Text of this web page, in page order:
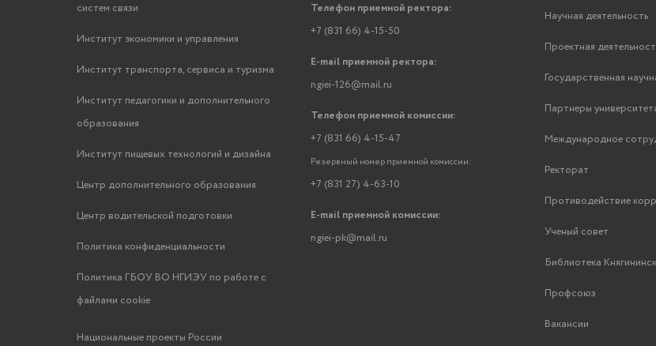
систем связи
Институт экономики и управления
Институт транспорта, сервиса и туризма
Институт педагогики и дополнительного
образования
Институт пищевых технологий и дизайна
Центр дополнительного образования
Центр водительской подготовки
Политика конфиденциальности
Политика ГБОУ ВО НГИЭУ по работе с
файлами cookie
Национальные проекты России
Телефон приемной ректора:
+7 (831 66) 4-15-50
E-mail приемной ректора:
ngiei-126@mail.ru
Телефон приемной комиссии:
+7 (831 66) 4-15-47
Резервный номер приемной комиссии:
+7 (831 27) 4-63-10
E-mail приемной комиссии:
ngiei-pk@mail.ru
Научная деятельность
Проектная
Государственная
Партнеры
Международное
Ректорат
Противодействие
Ученый совет
Библиотека
Профсоюз
Вакансии